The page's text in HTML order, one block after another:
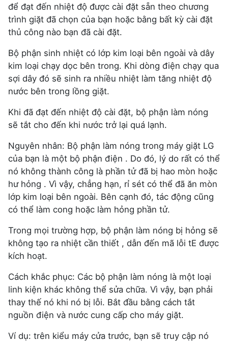
để đạt đến nhiệt độ được cài đặt sẵn theo chương
trình giặt đã chọn của bạn hoặc bằng bất kỳ cài đặt
thủ công nào bạn đã cài đặt.
Bộ phận sinh nhiệt có lớp kim loại bên ngoài và dây
kim loại chạy dọc bên trong. Khi dòng điện chạy qua
sợi dây đó sẽ sinh ra nhiều nhiệt làm tăng nhiệt độ
nước bên trong lồng giặt.
Khi đã đạt đến nhiệt độ cài đặt, bộ phận làm nóng
sẽ tắt cho đến khi nước trở lại quá lạnh.
Nguyên nhân: Bộ phận làm nóng trong máy giặt LG
của bạn là một bộ phận điện . Do đó, lý do rất có thể
nó không thành công là phần tử đã bị hao mòn hoặc
hư hỏng . Vì vậy, chẳng hạn, rỉ sét có thể đã ăn mòn
lớp kim loại bên ngoài. Bên cạnh đó, tác động cũng
có thể làm cong hoặc làm hỏng phần tử.
Trong mọi trường hợp, bộ phận làm nóng bị hỏng sẽ
không tạo ra nhiệt cần thiết , dẫn đến mã lỗi tE được
kích hoạt.
Cách khắc phục: Các bộ phận làm nóng là một loại
linh kiện khác không thể sửa chữa. Vì vậy, bạn phải
thay thế nó khi nó bị lỗi. Bắt đầu bằng cách tắt
nguồn điện và nước cung cấp cho máy giặt.
Ví dụ: trên kiểu máy cửa trước, bạn sẽ truy cập nó